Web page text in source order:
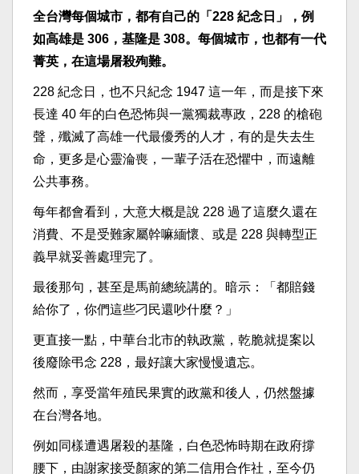
全台灣每個城市，都有自己的「228 紀念日」，例
如高雄是 306，基隆是 308。每個城市，也都有一代
菁英，在這場屠殺殉難。
228 紀念日，也不只紀念 1947 這一年，而是接下來
長達 40 年的白色恐怖與一黨獨裁專政，228 的槍砲
聲，殲滅了高雄一代最優秀的人才，有的是失去生
命，更多是心靈淪喪，一輩子活在恐懼中，而遠離
公共事務。
每年都會看到，大意大概是說 228 過了這麼久還在
消費、不是受難家屬幹嘛緬懷、或是 228 與轉型正
義早就妥善處理完了。
最後那句，甚至是馬前總統講的。暗示：「都賠錢
給你了，你們這些刁民還吵什麼？」
更直接一點，中華台北市的執政黨，乾脆就提案以
後廢除弔念 228，最好讓大家慢慢遺忘。
然而，享受當年殖民果實的政黨和後人，仍然盤據
在台灣各地。
例如同樣遭遇屠殺的基隆，白色恐怖時期在政府撐
腰下，由謝家接受顏家的第二信用合作社，至今仍